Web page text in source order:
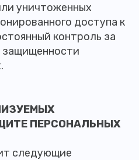
уничтоженных
доступа к
контроль за
защищенности
ПЕРСОНАЛЬНЫХ
следующие